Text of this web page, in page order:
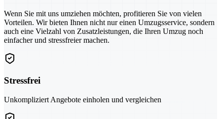
Wenn Sie mit uns umziehen möchten, profitieren Sie von vielen
Vorteilen. Wir bieten Ihnen nicht nur einen Umzugsservice, sondern
auch eine Vielzahl von Zusatzleistungen, die Ihren Umzug noch
einfacher und stressfreier machen.
Stressfrei
Unkompliziert Angebote einholen und vergleichen